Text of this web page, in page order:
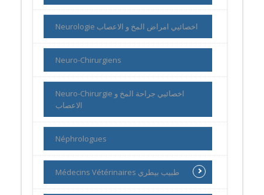
Neurologie اخصائيي امراض المخ و الاعصاب
Neuro-Chirurgiens
Neuro-Chirurgie اخصائيي جراحة المخ و
الاعصاب
Néphrologues
Médecins Vétérinaires طبيب بيطري